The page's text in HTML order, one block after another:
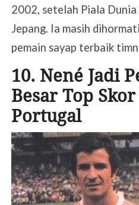
2002, setelah Piala
Jepang. Ia masih
pemain sayap terbaik
10. Nené Jadi
Besar Top
Portugal